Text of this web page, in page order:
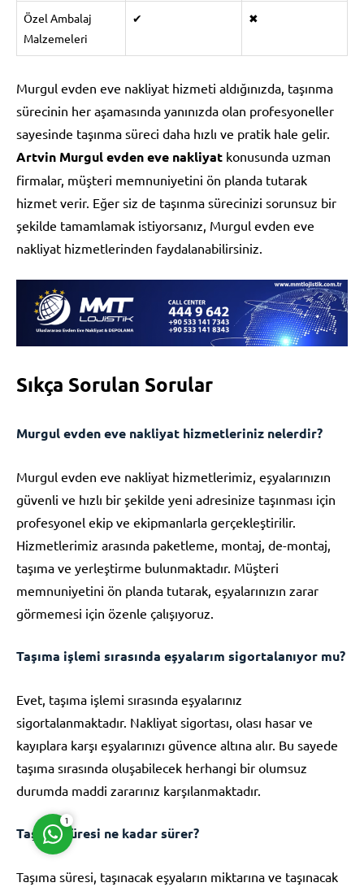
Özel Ambalaj
Malzemeleri
✔ ✖
Murgul evden eve nakliyat hizmeti aldığınızda, taşınma
sürecinin her aşamasında yanınızda olan profesyoneller
sayesinde taşınma süreci daha hızlı ve pratik hale gelir.
Artvin Murgul evden eve nakliyat konusunda uzman
firmalar, müşteri memnuniyetini ön planda tutarak
hizmet verir. Eğer siz de taşınma sürecinizi sorunsuz bir
şekilde tamamlamak istiyorsanız, Murgul evden eve
nakliyat hizmetlerinden faydalanabilirsiniz.
Sıkça Sorulan Sorular
Murgul evden eve nakliyat hizmetleriniz nelerdir?
Murgul evden eve nakliyat hizmetlerimiz, eşyalarınızın
güvenli ve hızlı bir şekilde yeni adresinize taşınması için
profesyonel ekip ve ekipmanlarla gerçekleştirilir.
Hizmetlerimiz arasında paketleme, montaj, de-montaj,
taşıma ve yerleştirme bulunmaktadır. Müşteri
memnuniyetini ön planda tutarak, eşyalarınızın zarar
görmemesi için özenle çalışıyoruz.
Taşıma işlemi sırasında eşyalarım sigortalanıyor mu?
Evet, taşıma işlemi sırasında eşyalarınız
sigortalanmaktadır. Nakliyat sigortası, olası hasar ve
kayıplara karşı eşyalarınızı güvence altına alır. Bu sayede
taşıma sırasında oluşabilecek herhangi bir olumsuz
durumda maddi zararınız karşılanmaktadır.
Taşıma süresi ne kadar sürer?
Taşıma süresi, taşınacak eşyaların miktarına ve taşınacak
Cevap Yaz
1